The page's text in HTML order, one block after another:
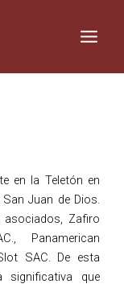
en la Teletón en
Juan de Dios.
Zafiro
Panamerican
SAC. De esta
significativa que